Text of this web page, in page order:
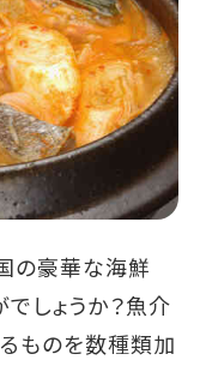
の豪華な海鮮
しょうか？魚介
ものを数種類加